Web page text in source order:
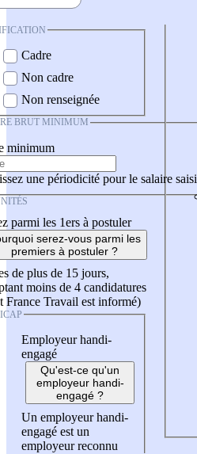
Cadre
Non cadre
Non renseignée
BRUT MINIMUM
minimum
une périodicité pour le salaire saisi
parmi les 1ers à postuler
serez-vous parmi les
premiers à postuler ?
de plus de 15 jours,
moins de 4 candidatures
France Travail est informé)
Employeur handi-
engagé
Qu'est-ce qu'un
employeur handi-
engagé ?
Un employeur handi-
engagé est un
employeur reconnu